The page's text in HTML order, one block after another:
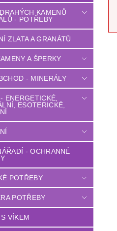
PALETOVÉ -
PODMÍNKY
KAMENŮ
- POTŘEBY
ZLATA A GRANÁTŮ
A ŠPERKY
- MINERÁLY
ENERGETICKÉ,
ESOTERICKÉ,
- OCHRANNÉ
POTŘEBY
POTŘEBY
VÍKEM